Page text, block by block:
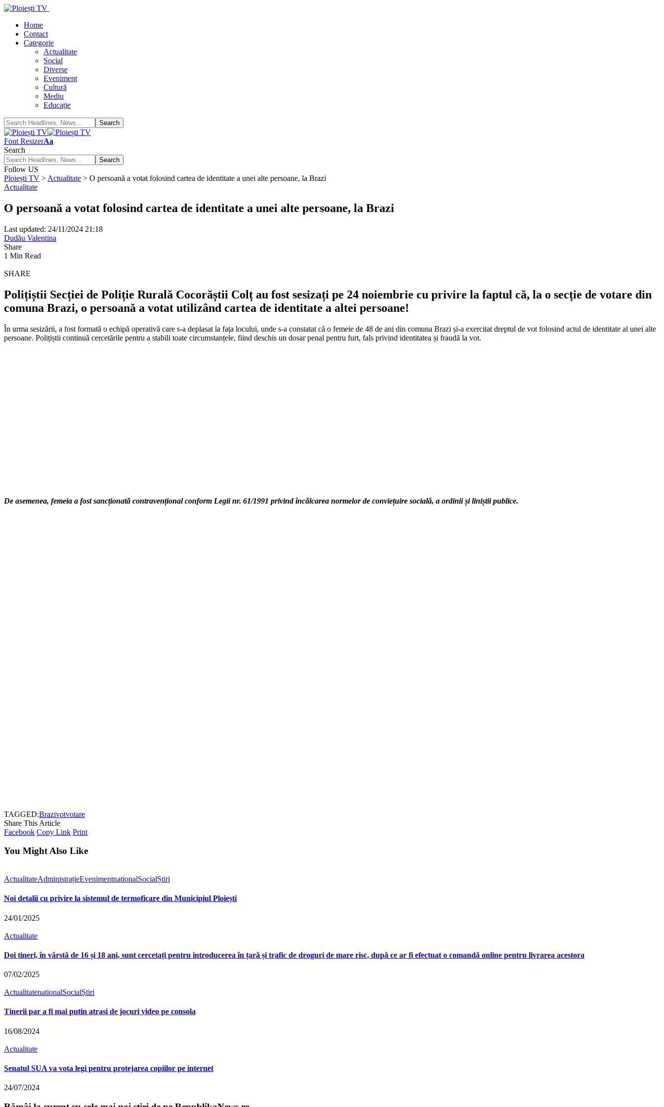
Home
Contact
Categorie
Actualitate
Social
Diverse
Eveniment
Cultură
Mediu
Educație
Font ResizerAa
Search
Follow US
Ploiești TV > Actualitate > O persoană a votat folosind cartea de identitate a unei alte persoane, la Brazi
Actualitate
O persoană a votat folosind cartea de identitate a unei alte persoane, la Brazi
Last updated: 24/11/2024 21:18
Dudău Valentina
Share
1 Min Read
SHARE
Polițiștii Secției de Poliție Rurală Cocorăștii Colț au fost sesizați pe 24 noiembrie cu privire la faptul că, la o secție de votare din
comuna Brazi, o persoană a votat utilizând cartea de identitate a altei persoane!
În urma sesizării, a fost formată o echipă operativă care s-a deplasat la fața locului, unde s-a constatat că o femeie de 48 de ani din comuna Brazi și-a exercitat dreptul de vot folosind actul de identitate al unei alte
persoane. Polițiștii continuă cercetările pentru a stabili toate circumstanțele, fiind deschis un dosar penal pentru furt, fals privind identitatea și fraudă la vot.
De asemenea, femeia a fost sancționată contravențional conform Legii nr. 61/1991 privind încălcarea normelor de conviețuire socială, a ordinii și liniștii publice.
TAGGED:Brazivotvotare
Share This Article
Facebook Copy Link Print
You Might Also Like
ActualitateAdministrațieEvenimentnationalSocialȘtiri
Noi detalii cu privire la sistemul de termoficare din Municipiul Ploiești
24/01/2025
Actualitate
Doi tineri, în vârstă de 16 și 18 ani, sunt cercetați pentru introducerea în țară și trafic de droguri de mare risc, după ce ar fi efectuat o comandă online pentru livrarea acestora
07/02/2025
ActualitatenationalSocialȘtiri
Tinerii par a fi mai putin atrasi de jocuri video pe consola
16/08/2024
Actualitate
Senatul SUA va vota legi pentru protejarea copiilor pe internet
24/07/2024